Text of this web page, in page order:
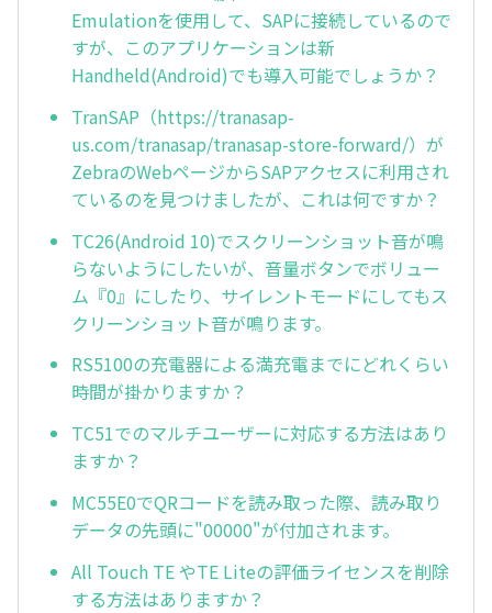
Emulationを使用して、SAPに接続しているので
すが、このアプリケーションは新
Handheld(Android)でも導入可能でしょうか？
TranSAP（https://tranasap-
us.com/tranasap/tranasap-store-forward/）が
ZebraのWebページからSAPアクセスに利用され
ているのを見つけましたが、これは何ですか？
TC26(Android 10)でスクリーンショット音が鳴
らないようにしたいが、音量ボタンでボリュー
ム『0』にしたり、サイレントモードにしてもス
クリーンショット音が鳴ります。
RS5100の充電器による満充電までにどれくらい
時間が掛かりますか？
TC51でのマルチユーザーに対応する方法はあり
ますか？
MC55E0でQRコードを読み取った際、読み取り
データの先頭に"00000"が付加されます。
All Touch TE やTE Liteの評価ライセンスを削除
する方法はありますか？